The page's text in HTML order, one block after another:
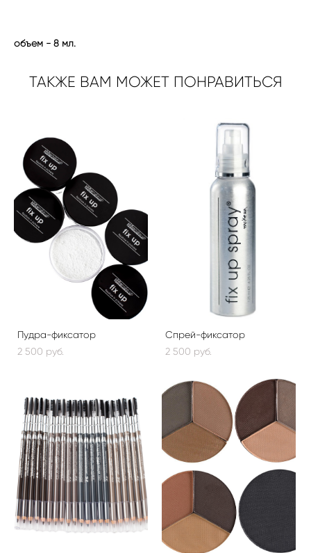
объем - 8 мл.
ТАКЖЕ ВАМ МОЖЕТ ПОНРАВИТЬСЯ
Пудра-фиксатор
2 500 pуб.
Спрей-фиксатор
2 500 pуб.